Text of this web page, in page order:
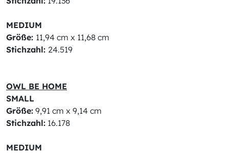
MEDIUM
Größe: 11,94 cm x 11,68 cm
Stichzahl: 24.519
OWL BE HOME
SMALL
Größe: 9,91 cm x 9,14 cm
Stichzahl: 16.178
MEDIUM